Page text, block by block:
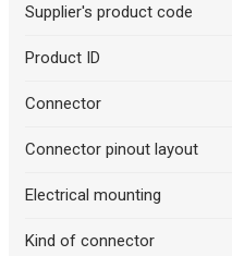
Supplier's product code
Product ID
Connector
Connector pinout layout
Electrical mounting
Kind of connector